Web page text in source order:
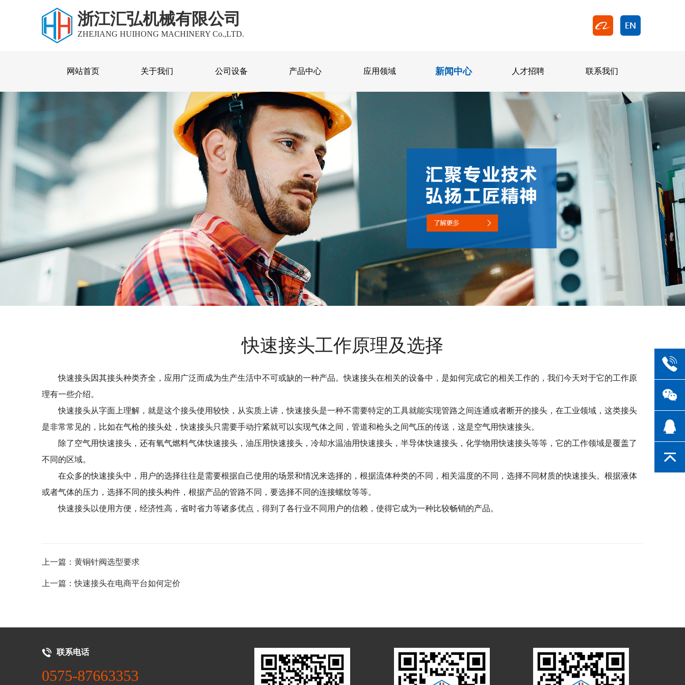
浙江汇弘机械有限公司
ZHEJIANG HUIHONG MACHINERY Co.,LTD.
网站首页 关于我们 公司设备 产品中心 应用领域 新闻中心 人才招聘 联系我们
快速接头工作原理及选择
快速接头因其接头种类齐全，应用广泛而成为生产生活中不可或缺的一种产品。快速接头在相关的设备中，是如何完成它的相关工作的，我们今天对于它的工作原
理有一些介绍。
快速接头从字面上理解，就是这个接头使用较快，从实质上讲，快速接头是一种不需要特定的工具就能实现管路之间连通或者断开的接头，在工业领域，这类接头
是非常常见的，比如在气枪的接头处，快速接头只需要手动拧紧就可以实现气体之间，管道和枪头之间气压的传送，这是空气用快速接头。
除了空气用快速接头，还有氧气燃料气体快速接头，油压用快速接头，冷却水温油用快速接头，半导体快速接头，化学物用快速接头等等，它的工作领域是覆盖了
不同的区域。
在众多的快速接头中，用户的选择往往是需要根据自己使用的场景和情况来选择的，根据流体种类的不同，相关温度的不同，选择不同材质的快速接头。根据液体
或者气体的压力，选择不同的接头构件，根据产品的管路不同，要选择不同的连接螺纹等等。
快速接头以使用方便，经济性高，省时省力等诸多优点，得到了各行业不同用户的信赖，使得它成为一种比较畅销的产品。
上一篇：黄铜针阀选型要求
上一篇：快速接头在电商平台如何定价
联系电话
0575-87663353